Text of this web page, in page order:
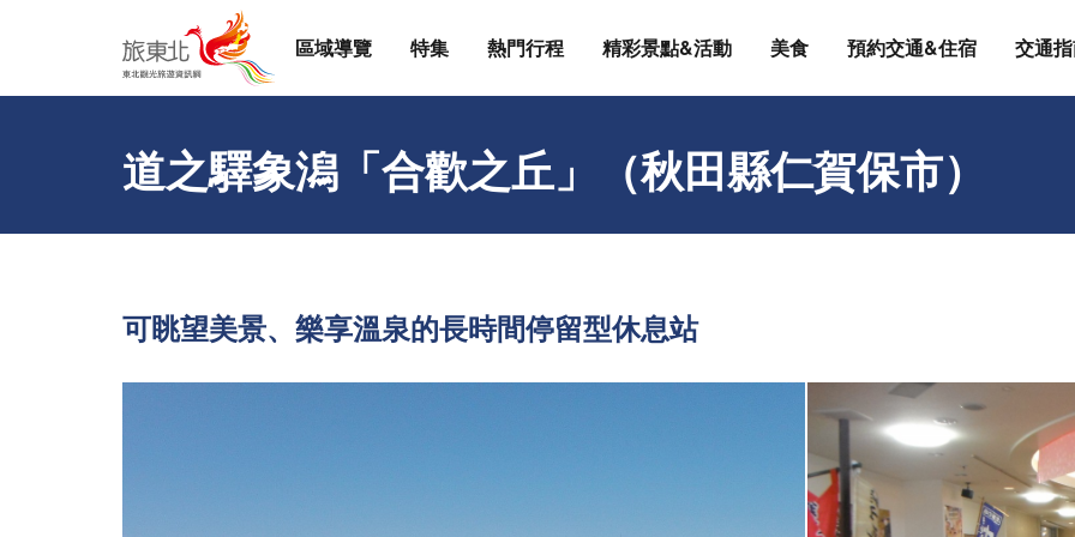
區域導覽 特集 熱門行程 精彩景點&活動 美食 預約交通&住宿 交通
道之驛象潟「合歡之丘」（秋田縣仁賀保市）
可眺望美景、樂享溫泉的長時間停留型休息站